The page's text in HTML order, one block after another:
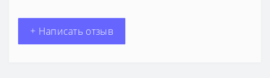
+ Написать отзыв